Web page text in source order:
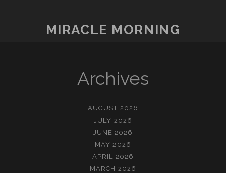
MIRACLE MORNING
Archives
AUGUST 2026
JULY 2026
JUNE 2026
MAY 2026
APRIL 2026
MARCH 2026